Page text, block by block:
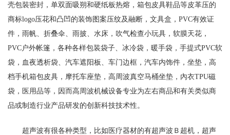
壳包裝密封，单双面吸朔和硬纸板热熔，箱包皮具鞋品等皮革压的
商标logo压花和凸凹的装饰图案压纹及融断，文具盒，PVC有效证
件，雨帆、折叠伞、雨披、水床，吹气检查小玩具，软膜天花，
PVC户外帐篷，各种各样包装袋子、冰冷袋，暖手袋，手提式PVC软
袋，血夜透析袋、汽车遮阳板、车门边框，汽车内饰件，坐垫，高
档手机箱包皮具，摩托车座垫，高周波真空马桶坐垫，內衣TPU磁
袋，医用品等，因而高周波机械设备专业为左右商品和有关类似商
品或制造行业产品研发的创新科技技术性。
超声波有很各种类型，比如医疗器材的有超声波Ｂ超机，超声